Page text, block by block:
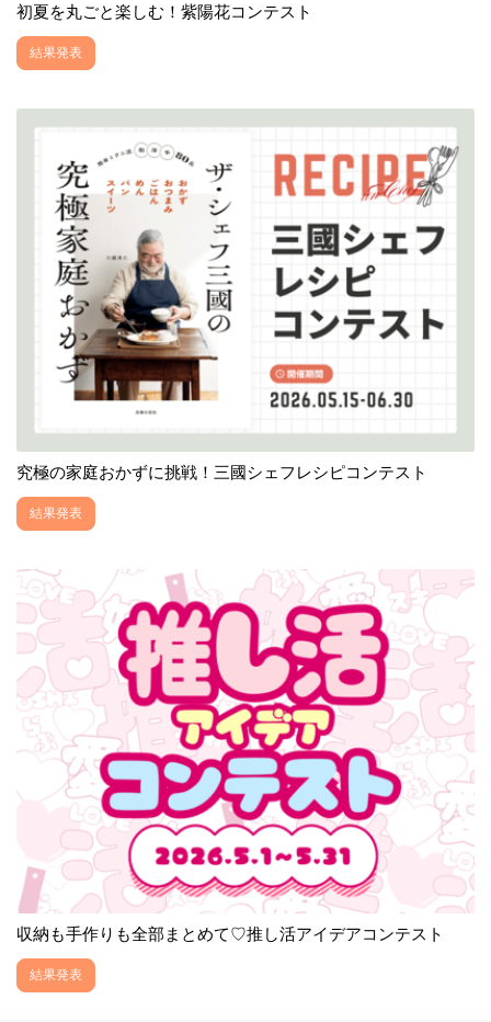
初夏を丸ごと楽しむ！紫陽花コンテスト
結果発表
究極の家庭おかずに挑戦！三國シェフレシピコンテスト
結果発表
収納も手作りも全部まとめて♡推し活アイデアコンテスト
結果発表